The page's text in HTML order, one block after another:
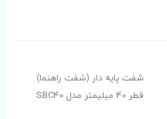
شفت پایه دار (شفت راهنما)
قطر 40 میلیمتر مدل SBC40